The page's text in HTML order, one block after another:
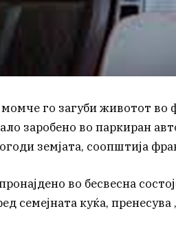
го загуби животот во
заробено во паркиран
земјата, соопштија
во бесвесна
семејната куќа, пренесува